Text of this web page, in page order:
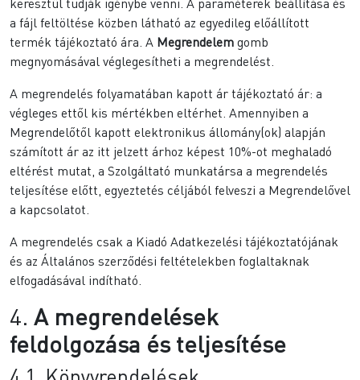
a fájl feltöltése közben látható az egyedileg előállított
termék tájékoztató ára. A Megrendelemgomb
megnyomásával véglegesítheti a megrendelést.
A megrendelés folyamatában kapott ár tájékoztató ár: a
végleges ettől kis mértékben eltérhet. Amennyiben a
Megrendelőtől kapott elektronikus állomány(ok) alapján
számított ár az itt jelzett árhoz képest 10%-ot meghaladó
eltérést mutat, a Szolgáltató munkatársa a megrendelés
teljesítése előtt, egyeztetés céljából felveszi a Megrendelővel
a kapcsolatot.
A megrendelés csak a Kiadó Adatkezelési tájékoztatójának
és az Általános szerződési feltételekben foglaltaknak
elfogadásával indítható.
4. A megrendelések
feldolgozása és teljesítése